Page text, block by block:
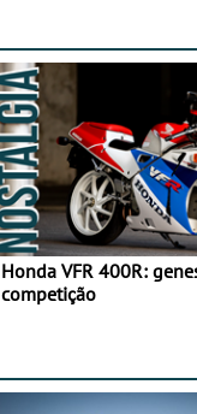
Honda VFR 400R:
competição